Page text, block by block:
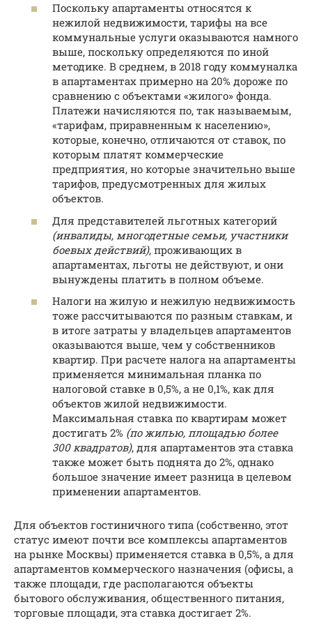
Поскольку апартаменты относятся к
нежилой недвижимости, тарифы на все
коммунальные услуги оказываются намного
выше, поскольку определяются по иной
методике. В среднем, в 2018 году коммуналка
в апартаментах примерно на 20% дороже по
сравнению с объектами «жилого» фонда.
Платежи начисляются по, так называемым,
«тарифам, приравненным к населению»,
которые, конечно, отличаются от ставок, по
которым платят коммерческие
предприятия, но которые значительно выше
тарифов, предусмотренных для жилых
объектов.
Для представителей льготных категорий
(инвалиды, многодетные семьи, участники
боевых действий), проживающих в
апартаментах, льготы не действуют, и они
вынуждены платить в полном объеме.
Налоги на жилую и нежилую недвижимость
тоже рассчитываются по разным ставкам, и
в итоге затраты у владельцев апартаментов
оказываются выше, чем у собственников
квартир. При расчете налога на апартаменты
применяется минимальная планка по
налоговой ставке в 0,5%, а не 0,1%, как для
объектов жилой недвижимости.
Максимальная ставка по квартирам может
достигать 2% (по жилью, площадью более
300 квадратов), для апартаментов эта ставка
также может быть поднята до 2%, однако
большое значение имеет разница в целевом
применении апартаментов.
Для объектов гостиничного типа (собственно, этот
статус имеют почти все комплексы апартаментов
на рынке Москвы) применяется ставка в 0,5%, а для
апартаментов коммерческого назначения (офисы, а
также площади, где располагаются объекты
бытового обслуживания, общественного питания,
торговые площади, эта ставка достигает 2%.